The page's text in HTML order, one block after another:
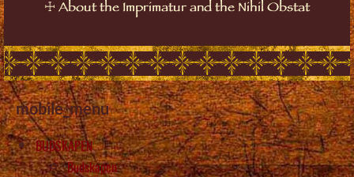
☩ About the Imprimatur and the Nihil Obstat
mobile_menu
BUDSKAPEN
Budskapen